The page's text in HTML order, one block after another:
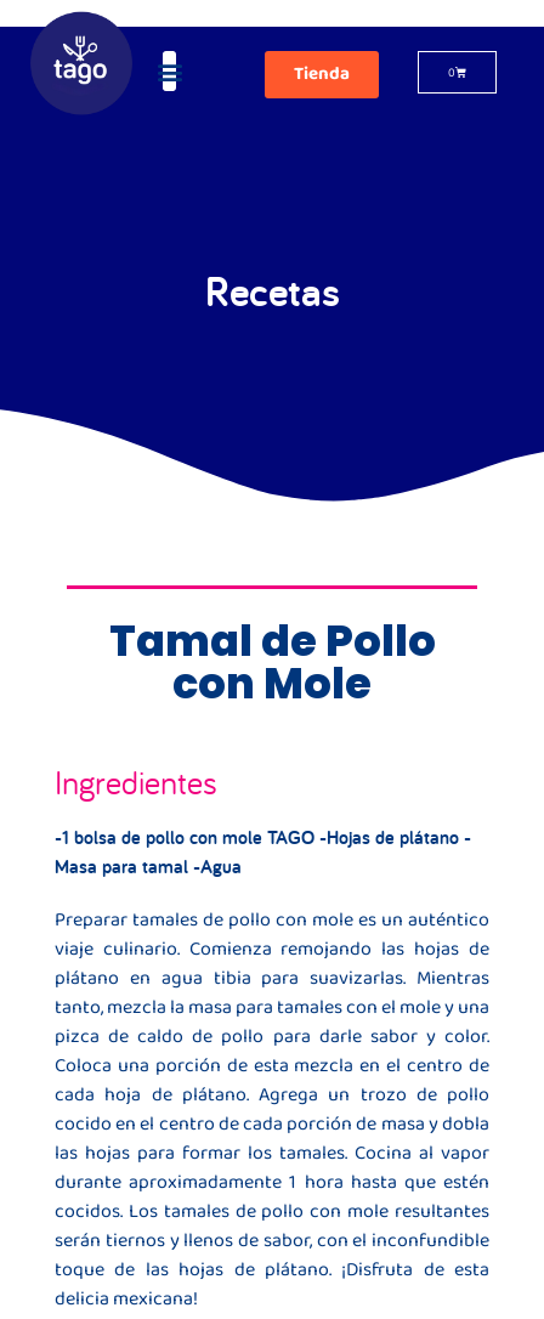
0
Tienda
Recetas
Tamal de Pollo
con Mole
Ingredientes
-1 bolsa de pollo con mole TAGO -Hojas de plátano -
Masa para tamal -Agua
Preparar tamales de pollo con mole es un auténtico
viaje culinario. Comienza remojando las hojas de
plátano en agua tibia para suavizarlas. Mientras
tanto, mezcla la masa para tamales con el mole y una
pizca de caldo de pollo para darle sabor y color.
Coloca una porción de esta mezcla en el centro de
cada hoja de plátano. Agrega un trozo de pollo
cocido en el centro de cada porción de masa y dobla
las hojas para formar los tamales. Cocina al vapor
durante aproximadamente 1 hora hasta que estén
cocidos. Los tamales de pollo con mole resultantes
serán tiernos y llenos de sabor, con el inconfundible
toque de las hojas de plátano. ¡Disfruta de esta
delicia mexicana!